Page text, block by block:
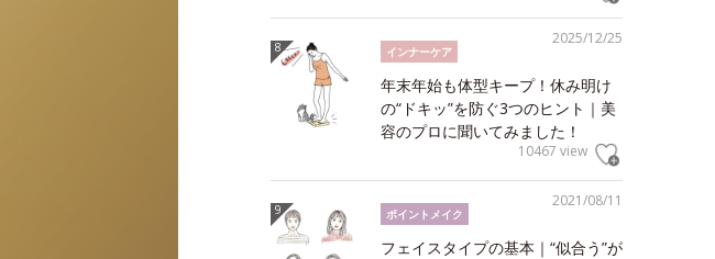
2025/12/25
インナーケア
年末年始も体型キープ！休み明け
の“ドキッ”を防ぐ3つのヒント｜美
容のプロに聞いてみました！
10467 view
2021/08/11
ポイントメイク
フェイスタイプの基本｜“似合う”が